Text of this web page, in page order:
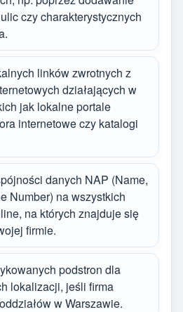
czy charakterystycznych
linków zwrotnych z
działających w
jak lokalne portale
internetowe czy katalogi
danych NAP (Name,
Number) na wszystkich
na których znajduje się
firmie.
podstron dla
lokalizacji, jeśli firma
w Warszawie.